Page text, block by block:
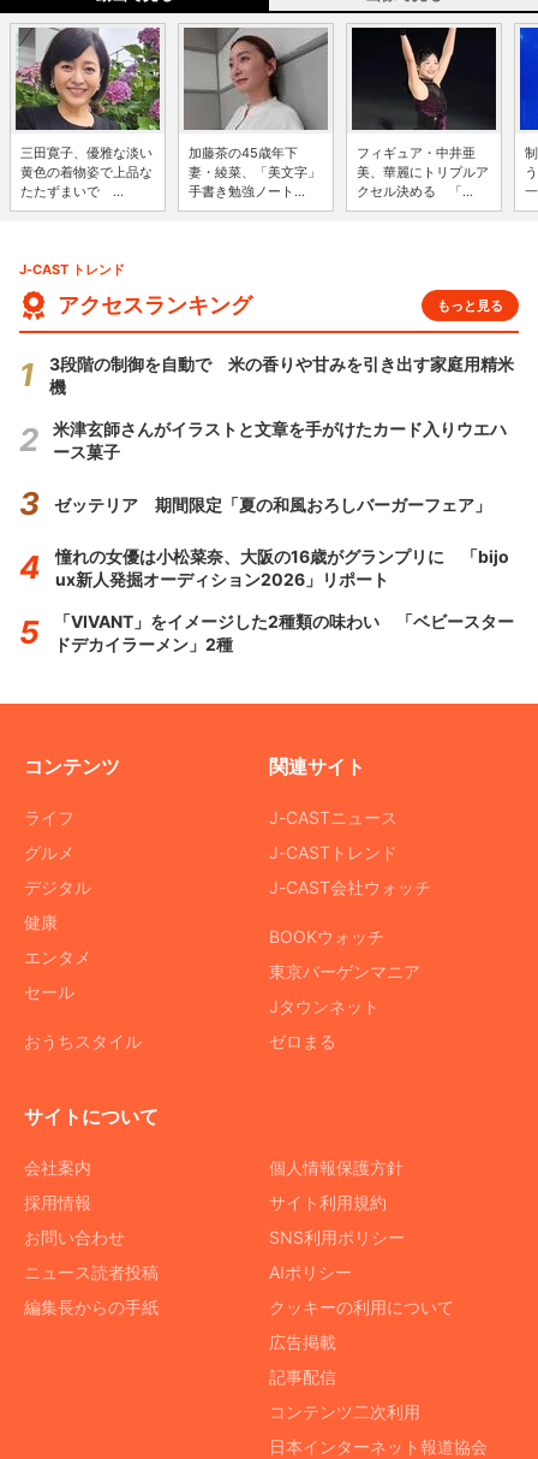
三田寛子、優雅な淡い
黄色の着物姿で上品な
たたずまいで ...
加藤茶の45歳年下
妻・綾菜、「美文字」
手書き勉強ノート...
フィギュア・中井亜
美、華麗にトリプルア
クセル決める 「...
J-CAST トレンド
アクセスランキング もっと見る
3段階の制御を自動で 米の香りや甘みを引き出す家庭用精米
機
米津玄師さんがイラストと文章を手がけたカード入りウエハ
ース菓子
ゼッテリア 期間限定「夏の和風おろしバーガーフェア」
憧れの女優は小松菜奈、大阪の16歳がグランプリに 「bijo
ux新人発掘オーディション2026」リポート
「VIVANT」をイメージした2種類の味わい 「ベビースター
ドデカイラーメン」2種
コンテンツ
ライフ
グルメ
デジタル
健康
エンタメ
セール
おうちスタイル
関連サイト
J-CASTニュース
J-CASTトレンド
J-CAST会社ウォッチ
BOOKウォッチ
東京バーゲンマニア
Jタウンネット
ゼロまる
サイトについて
会社案内
採用情報
お問い合わせ
ニュース読者投稿
編集長からの手紙
個人情報保護方針
サイト利用規約
SNS利用ポリシー
AIポリシー
クッキーの利用について
広告掲載
記事配信
コンテンツ二次利用
日本インターネット報道協会